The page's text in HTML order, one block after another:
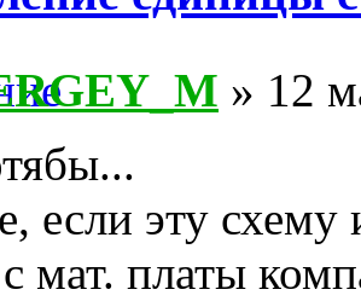
» 12
если эту схему
мат. платы